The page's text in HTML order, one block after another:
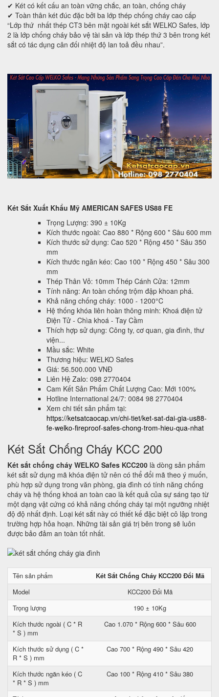
✔ Két có kết cấu an toàn vững chắc, an toàn, chống cháy
✔ Toàn thân két đúc đặc bởi ba lớp thép chống cháy cao cấp
“Lớp thứ nhất thép CT3 bên mặt ngoài két sắt WELKO Safes, lớp
2 là lớp chống cháy bảo vệ tài sản và lớp thép thứ 3 bên trong két
sắt có tác dụng cân đối nhiệt độ lan toả đều nhau”.
Két Sắt Xuất Khẩu Mỹ AMERICAN SAFES US88 FE
Trọng Lượng: 390 ± 10Kg
Kích thước ngoài: Cao 880 * Rộng 600 * Sâu 600 mm
Kích thước sử dụng: Cao 520 * Rộng 450 * Sâu 350
mm
Kích thước ngăn kéo: Cao 100 * Rộng 450 * Sâu 300
mm
Thép Thân Vỏ: 10mm Thép Cánh Cửa: 12mm
Tính năng: An toàn chống trộm đập khoan phá.
Khả năng chống cháy: 1000 - 1200°C
Hệ thống khóa liên hoàn thông minh: Khoá điện tử
Điện Tử - Chìa khoá - Tay Cầm
Thích hợp sử dụng: Công ty, cơ quan, gia đình, thư
viện...
Mầu sắc: White
Thương hiệu: WELKO Safes
Giá: 56.500.000 VNĐ
Liên Hệ Zalo: 098 2770404
Cam Kết Sản Phẩm Chất Lượng Cao: Mới 100%
Hotline International 24/7: 0084 98 2770404
Xem chi tiết sản phẩm tại:
https://ketsatcaocap.vn/chi-tiet/ket-sat-dai-gia-us88-
fe-welko-fireproof-safes-chong-trom-hieu-qua-nhat
Két Sắt Chống Cháy KCC 200
Két sắt chống cháy WELKO Safes KCC200 là dòng sản phẩm
két sắt sử dụng mã khóa điện tử nên có thể đổi mã theo ý muốn,
phù hợp sử dụng trong văn phòng, gia đình có tính năng chống
cháy và hệ thống khoá an toàn cao là kết quả của sự sáng tạo từ
một dạng vật cứng có khả năng chống cháy tại một ngưỡng nhiệt
độ độ nhất định. Loại két sắt này có thiết kế đặc biệt cô lập trong
trường hợp hỏa hoạn. Những tài sản giá trị bên trong sẽ luôn
được bảo đảm an toàn tốt nhất.
Tên sản phẩm
Két Sắt Chống Cháy KCC200 Đổi Mã
Model
KCC200 Đổi Mã
Trọng lượng
190 ± 10Kg
Kích thước ngoài ( C * R
* S ) mm
Cao 1.070 * Rộng 600 * Sâu 600
Kích thước sử dụng ( C *
R * S ) mm
Cao 700 * Rộng 490 * Sâu 420
Kích thước ngăn kéo ( C
* R * S ) mm
Cao 100 * Rộng 410 * Sâu 380